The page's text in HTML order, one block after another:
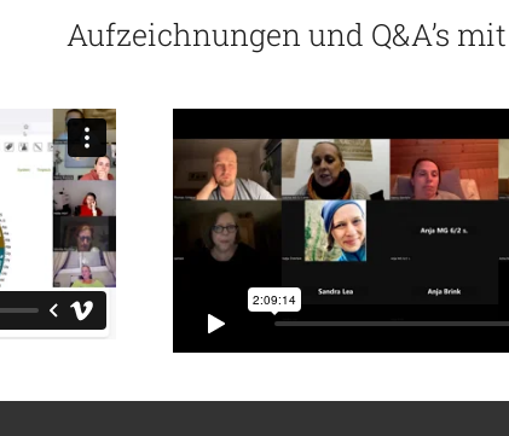
Aufzeichnungen und Q&A’s